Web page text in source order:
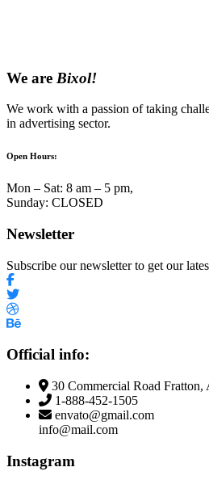
We are Bixol!
We work with a passion of taking
in advertising sector.
Open Hours:
Mon – Sat: 8 am – 5 pm,
Sunday: CLOSED
Newsletter
Subscribe our newsletter to get our
Official info:
30 Commercial Road Fratton,
1-888-452-1505
envato@gmail.com
info@mail.com
Instagram